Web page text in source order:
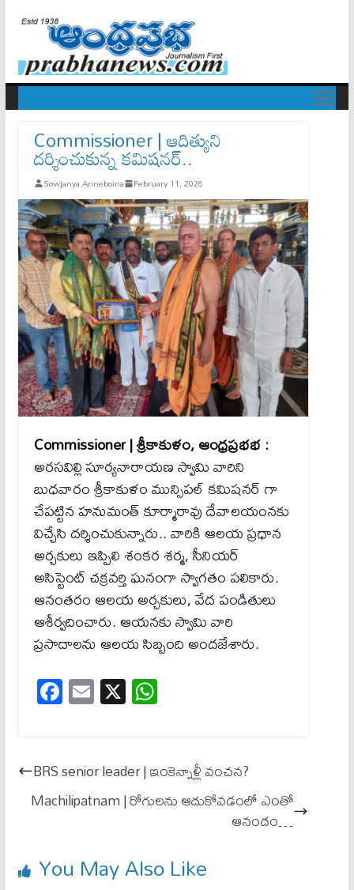
Commissioner | ఆదిత్యుని
దర్శించుకున్న కమిషనర్..
Sowjanya Anneboina February 11, 2026
Commissioner | శ్రీకాకుళం, ఆంధ్రప్రభభ :
అరసవిల్లి సూర్యనారాయణ స్వామి వారిని
బుధవారం శ్రీకాకుళం మున్సిపల్ కమిషనర్ గా
చేపట్టిన హనుమంత్ కూర్మారావు దేవాలయంనకు
విచ్చేసి దర్శించుకున్నారు.. వారికి ఆలయ ప్రధాన
అర్చకులు ఇప్పిలి శంకర శర్మ, సీనియర్
అసిస్టెంట్ చక్రవర్తి ఘనంగా స్వాగతం పలికారు.
ఆనంతరం ఆలయ అర్చకులు, వేద పండితులు
ఆశీర్వదించారు. ఆయనకు స్వామి వారి
ప్రసాదాలను ఆలయ సిబ్బంది అందజేశారు.
Fa
ce
ok
E
m
X W
ha
A
pp
BRS senior leader | ఇంకెన్నాళ్లీ వంచ‌న‌?
Machilipatnam | రోగులను ఆదుకోవడంలో ఎంతో
ఆనందం…
You May Also Like